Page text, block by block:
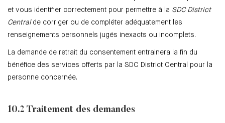
et vous identifier correctement pour permettre à la SDC District
Central de corriger ou de compléter adéquatement les
renseignements personnels jugés inexacts ou incomplets.
La demande de retrait du consentement entrainera la fin du
bénéfice des services offerts par la SDC District Central pour la
personne concernée.
10.2 Traitement des demandes